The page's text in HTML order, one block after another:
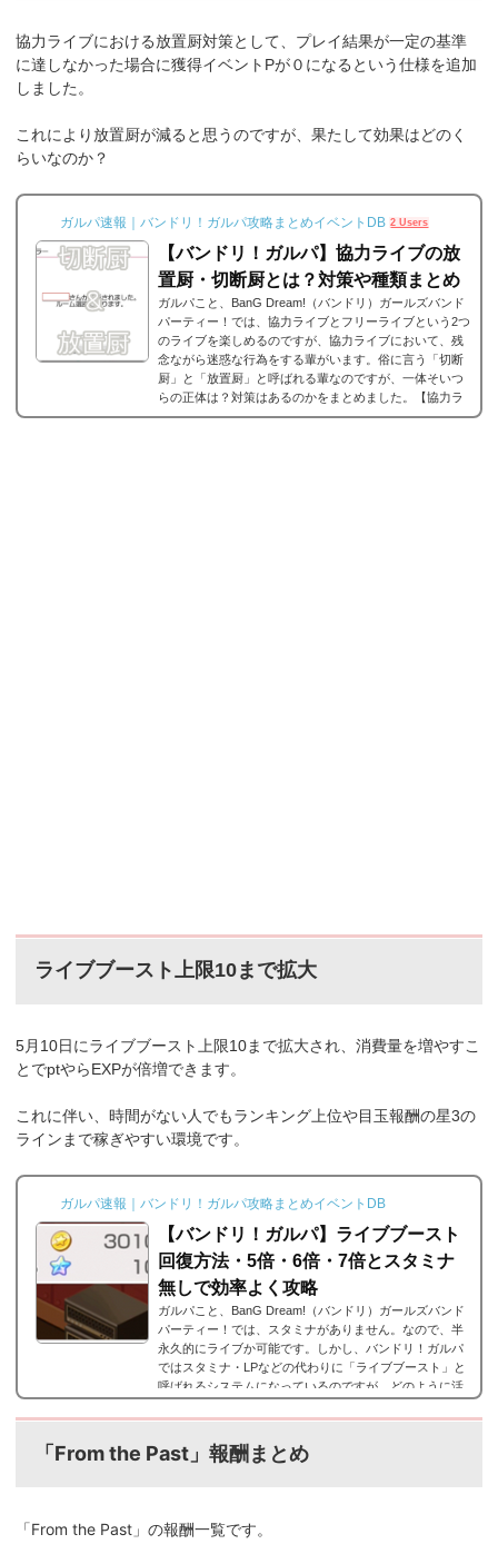
協力ライブにおける放置厨対策として、プレイ結果が一定の基準
に達しなかった場合に獲得イベントPが０になるという仕様を追加
しました。
これにより放置厨が減ると思うのですが、果たして効果はどのく
らいなのか？
ガルパ速報｜バンドリ！ガルパ攻略まとめイベントDB 2 Users
【バンドリ！ガルパ】協力ライブの放
置厨・切断厨とは？対策や種類まとめ
ガルパこと、BanG Dream!（バンドリ）ガールズバンド
パーティー！では、協力ライブとフリーライブという2つ
のライブを楽しめるのですが、協力ライブにおいて、残
念ながら迷惑な行為をする輩がいます。俗に言う「切断
厨」と「放置厨」と呼ばれる輩なのですが、一体そいつ
らの正体は？対策はあるのかをまとめました。【協力ラ
イブの天敵！？】切断厨と放置厨それでは、ガルパの協
ライブブースト上限10まで拡大
5月10日にライブブースト上限10まで拡大され、消費量を増やすこ
とでptやらEXPが倍増できます。
これに伴い、時間がない人でもランキング上位や目玉報酬の星3の
ラインまで稼ぎやすい環境です。
ガルパ速報｜バンドリ！ガルパ攻略まとめイベントDB
【バンドリ！ガルパ】ライブブースト
回復方法・5倍・6倍・7倍とスタミナ
無しで効率よく攻略
ガルパこと、BanG Dream!（バンドリ）ガールズバンド
パーティー！では、スタミナがありません。なので、半
永久的にライブか可能です。しかし、バンドリ！ガルパ
ではスタミナ・LPなどの代わりに「ライブブースト」と
呼ばれるシステムになっているのですが、どのように活
ストについての解説とスタミナがないシステムをどのよ
うに活躍していけばいいのかをまとめました。※5月9日
のアップデートで上限や消費量が変わったので最新版に
「From the Past」 報酬まとめ
「From the Past」の報酬一覧です。